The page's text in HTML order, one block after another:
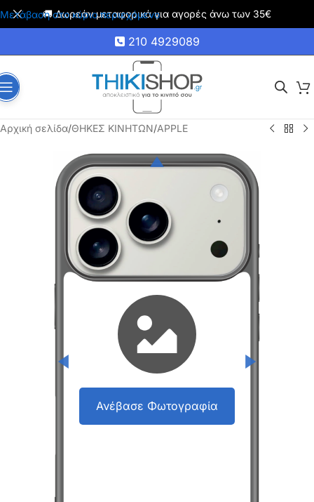
Μετάβαση στο κύριο περιεχόμενο
🚚 Δωρεάν μεταφορικά για αγορές άνω των 35€
210 4929089
Αρχική σελίδα/ΘΗΚΕΣ ΚΙΝΗΤΩΝ/APPLE
Ανέβασε Φωτογραφία